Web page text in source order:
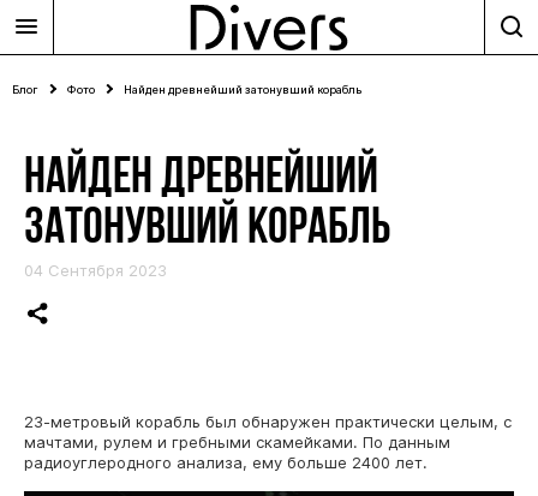
Блог Фото Найден древнейший затонувший корабль
НАЙДЕН ДРЕВНЕЙШИЙ
ЗАТОНУВШИЙ КОРАБЛЬ
04 Сентября 2023
23-метровый корабль был обнаружен практически целым, с
мачтами, рулем и гребными скамейками. По данным
радиоуглеродного анализа, ему больше 2400 лет.